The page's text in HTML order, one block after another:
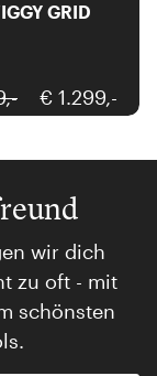
GRID
€ 1.299,-
wir dich
zu oft - mit
schönsten